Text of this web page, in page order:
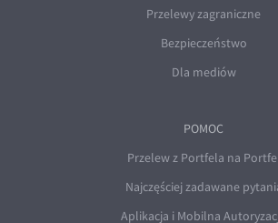
Przelewy zagraniczne
Bezpieczeństwo
Dla mediów
POMOC
Przelew z Portfela na
Najczęściej zadawane
Aplikacja i Mobilna